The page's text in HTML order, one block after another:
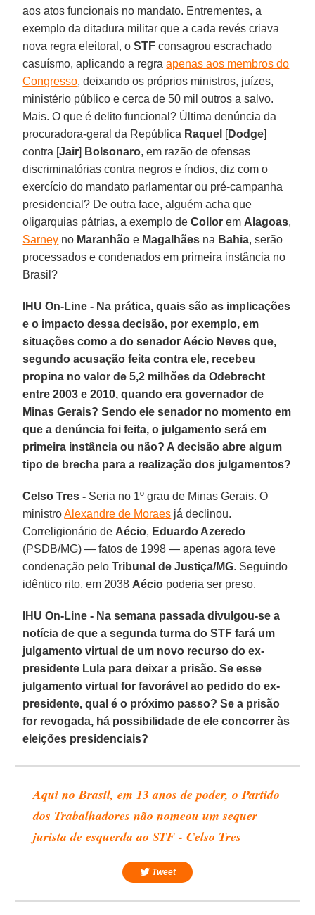
aos atos funcionais no mandato. Entrementes, a
exemplo da ditadura militar que a cada revés criava
nova regra eleitoral, oSTF consagrou escrachado
casuísmo, aplicando a regraapenas aos membros do
Congresso, deixando os próprios ministros, juízes,
ministério público e cerca de 50 mil outros a salvo.
Mais. O que é delito funcional? Última denúncia da
procuradora-geral da República Raquel [Dodge]
contra [Jair] Bolsonaro, em razão de ofensas
discriminatórias contra negros e índios, diz com o
exercício do mandato parlamentar ou pré-campanha
presidencial? De outra face, alguém acha que
oligarquias pátrias, a exemplo deCollor em Alagoas,
Sarney no Maranhão e Magalhães na Bahia, serão
processados e condenados em primeira instância no
Brasil?
IHU On-Line - Na prática, quais são as implicações
e o impacto dessa decisão, por exemplo, em
situações como a do senador Aécio Neves que,
segundo acusação feita contra ele, recebeu
propina no valor de 5,2 milhões da Odebrecht
entre 2003 e 2010, quando era governador de
Minas Gerais? Sendo ele senador no momento em
que a denúncia foi feita, o julgamento será em
primeira instância ou não? A decisão abre algum
tipo de brecha para a realização dos julgamentos?
Celso Tres - Seria no 1º grau de Minas Gerais. O
ministroAlexandre de Moraes já declinou.
Correligionário de Aécio, Eduardo Azeredo
(PSDB/MG) — fatos de 1998 — apenas agora teve
condenação peloTribunal de Justiça/MG. Seguindo
idêntico rito, em 2038 Aécio poderia ser preso.
IHU On-Line - Na semana passada divulgou-se a
notícia de que a segunda turma do STF fará um
julgamento virtual de um novo recurso do ex-
presidente Lula para deixar a prisão. Se esse
julgamento virtual for favorável ao pedido do ex-
presidente, qual é o próximo passo? Se a prisão
for revogada, há possibilidade de ele concorrer às
eleições presidenciais?
Aqui no Brasil, em 13 anos de poder, o Partido
dos Trabalhadores não nomeou um sequer
jurista de esquerda ao STF - Celso Tres
Tweet